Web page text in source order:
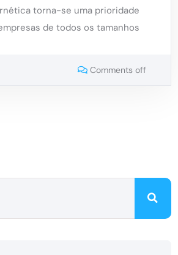
torna-se uma prioridade
de todos os tamanhos
Comments off